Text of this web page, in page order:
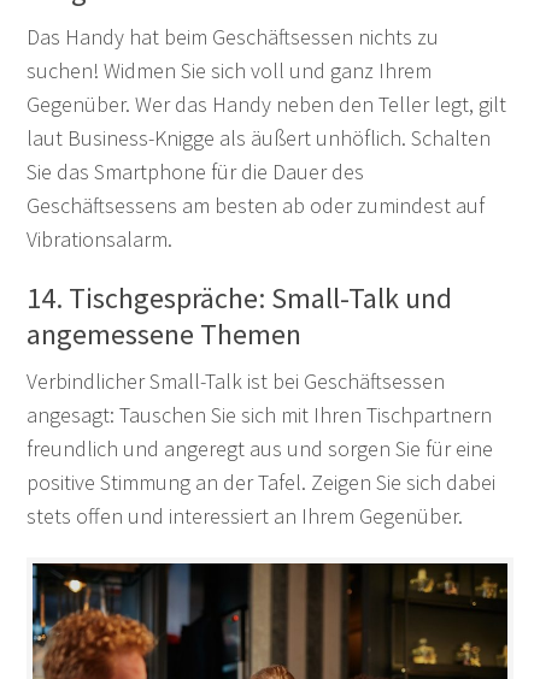
Das Handy hat beim Geschäftsessen nichts zu
suchen! Widmen Sie sich voll und ganz Ihrem
Gegenüber. Wer das Handy neben den Teller legt, gilt
laut Business-Knigge als äußert unhöflich. Schalten
Sie das Smartphone für die Dauer des
Geschäftsessens am besten ab oder zumindest auf
Vibrationsalarm.
14. Tischgespräche: Small-Talk und
angemessene Themen
Verbindlicher Small-Talk ist bei Geschäftsessen
angesagt: Tauschen Sie sich mit Ihren Tischpartnern
freundlich und angeregt aus und sorgen Sie für eine
positive Stimmung an der Tafel. Zeigen Sie sich dabei
stets offen und interessiert an Ihrem Gegenüber.